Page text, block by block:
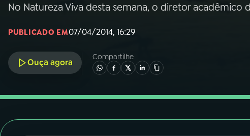
04PROGRAMAS
No Natureza Viva desta semana, o diretor acadêmico
PUBLICADO EM07/04/2014, 16:29
Ouça agora
Compartilhe